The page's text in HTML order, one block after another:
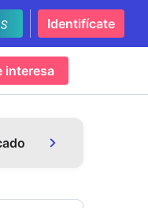
Identifícate
interesa